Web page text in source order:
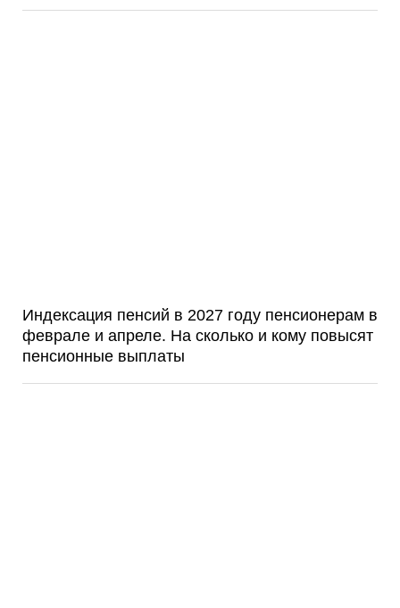
Индексация пенсий в 2027 году пенсионерам в
феврале и апреле. На сколько и кому повысят
пенсионные выплаты